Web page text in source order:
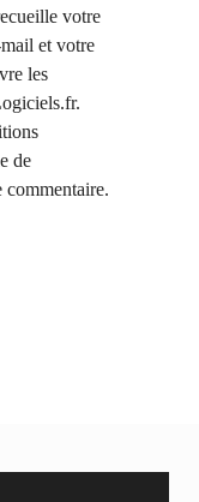
votre
et votre
les
de
commentaire.